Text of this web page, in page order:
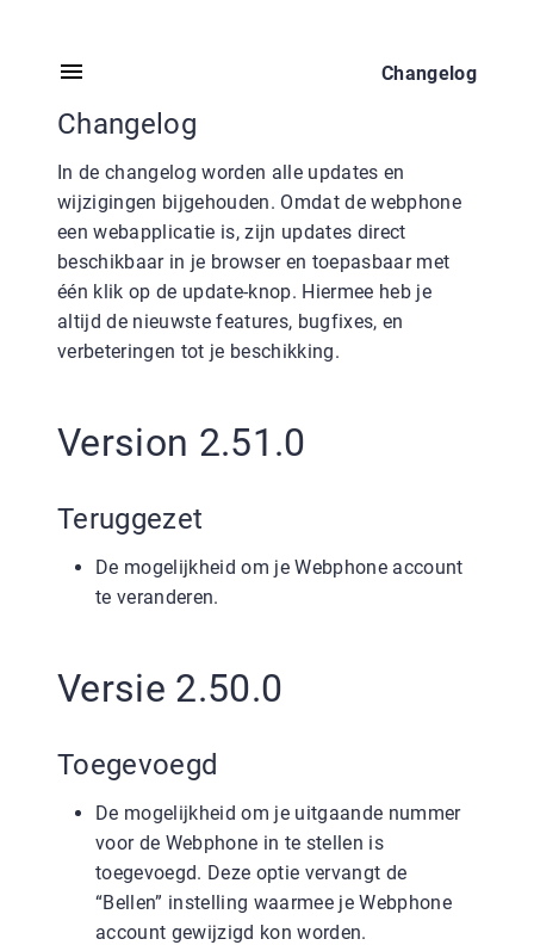
Changelog
Changelog
In de changelog worden alle updates en
wijzigingen bijgehouden. Omdat de webphone
een webapplicatie is, zijn updates direct
beschikbaar in je browser en toepasbaar met
één klik op de update-knop. Hiermee heb je
altijd de nieuwste features, bugfixes, en
verbeteringen tot je beschikking.
Version 2.51.0
Teruggezet
De mogelijkheid om je Webphone account
te veranderen.
Versie 2.50.0
Toegevoegd
De mogelijkheid om je uitgaande nummer
voor de Webphone in te stellen is
toegevoegd. Deze optie vervangt de
“Bellen” instelling waarmee je Webphone
account gewijzigd kon worden.